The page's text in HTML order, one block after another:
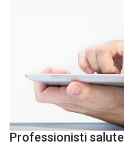
Professionisti salute